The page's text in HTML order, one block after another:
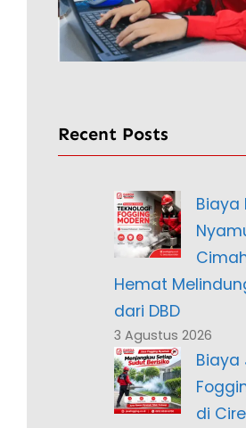
Recent Posts
Biaya
Hemat
dari DBD
3 Agustus 2026
Biaya
di